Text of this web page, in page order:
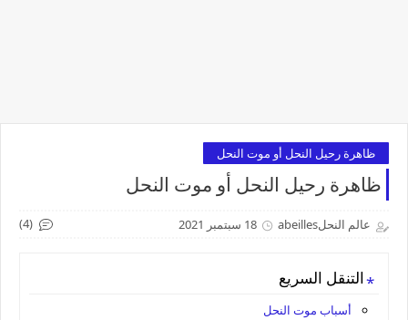
ظاهرة رحيل النحل أو موت النحل
ظاهرة رحيل النحل أو موت النحل
عالم النحلabeilles 18 سبتمبر 2021 (4)
التنقل السريع
أسباب موت النحل